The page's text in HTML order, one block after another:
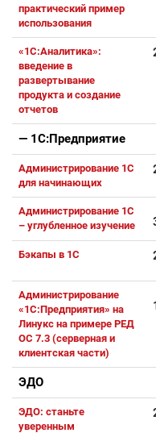
практический пример
использования
«1С:Аналитика»:
введение в
развертывание
продукта и создание
отчетов
— 1С:Предприятие
Администрирование 1С
для начинающих
Администрирование 1С
– углубленное изучение
Бэкапы в 1С
Администрирование
«1С:Предприятия» на
Линукс на примере РЕД
ОС 7.3 (серверная и
клиентская части)
ЭДО
ЭДО: станьте
уверенным